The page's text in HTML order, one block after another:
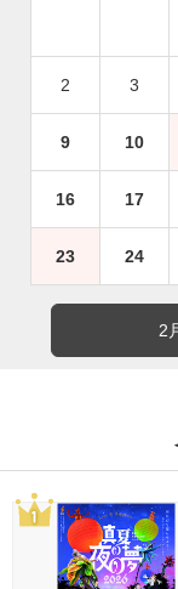
2 3
9 10
16 17
23 24
2